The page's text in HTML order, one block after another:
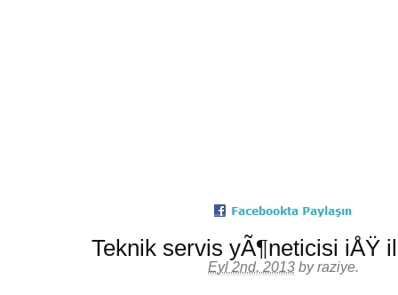
Teknik servis yÃ¶neticisi iÅŸ
Eyl 2nd, 2013 byraziye.